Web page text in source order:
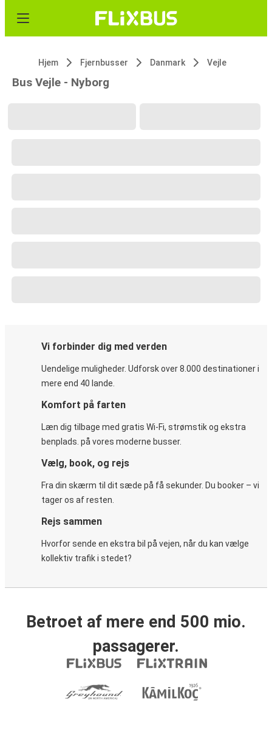
Hjem Fjernbusser Danmark Vejle
Bus Vejle - Nyborg
Vi forbinder dig med verden
Uendelige muligheder. Udforsk over 8.000 destinationer i
mere end 40 lande.
Komfort på farten
Læn dig tilbage med gratis Wi-Fi, strømstik og ekstra
benplads. på vores moderne busser.
Vælg, book, og rejs
Fra din skærm til dit sæde på få sekunder. Du booker – vi
tager os af resten.
Rejs sammen
Hvorfor sende en ekstra bil på vejen, når du kan vælge
kollektiv trafik i stedet?
Betroet af mere end 500 mio.
passagerer.